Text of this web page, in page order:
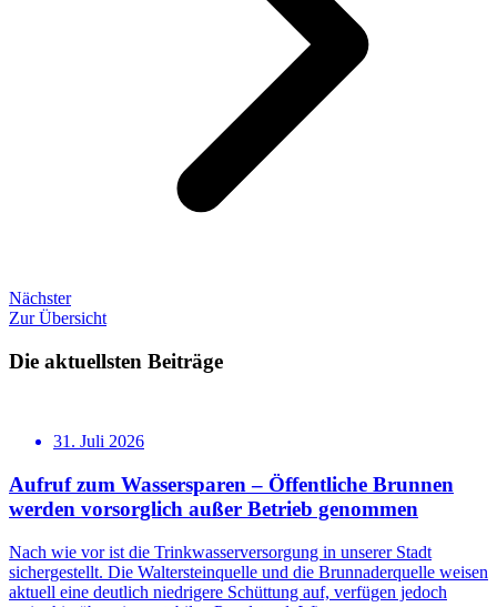
Nächster
Zur Übersicht
Die aktuellsten Beiträge
31. Juli 2026
Aufruf zum Wassersparen – Öffentliche Brunnen
werden vorsorglich außer Betrieb genommen
Nach wie vor ist die Trinkwasserversorgung in unserer Stadt
sichergestellt. Die Waltersteinquelle und die Brunnaderquelle weisen
aktuell eine deutlich niedrigere Schüttung auf, verfügen jedoch